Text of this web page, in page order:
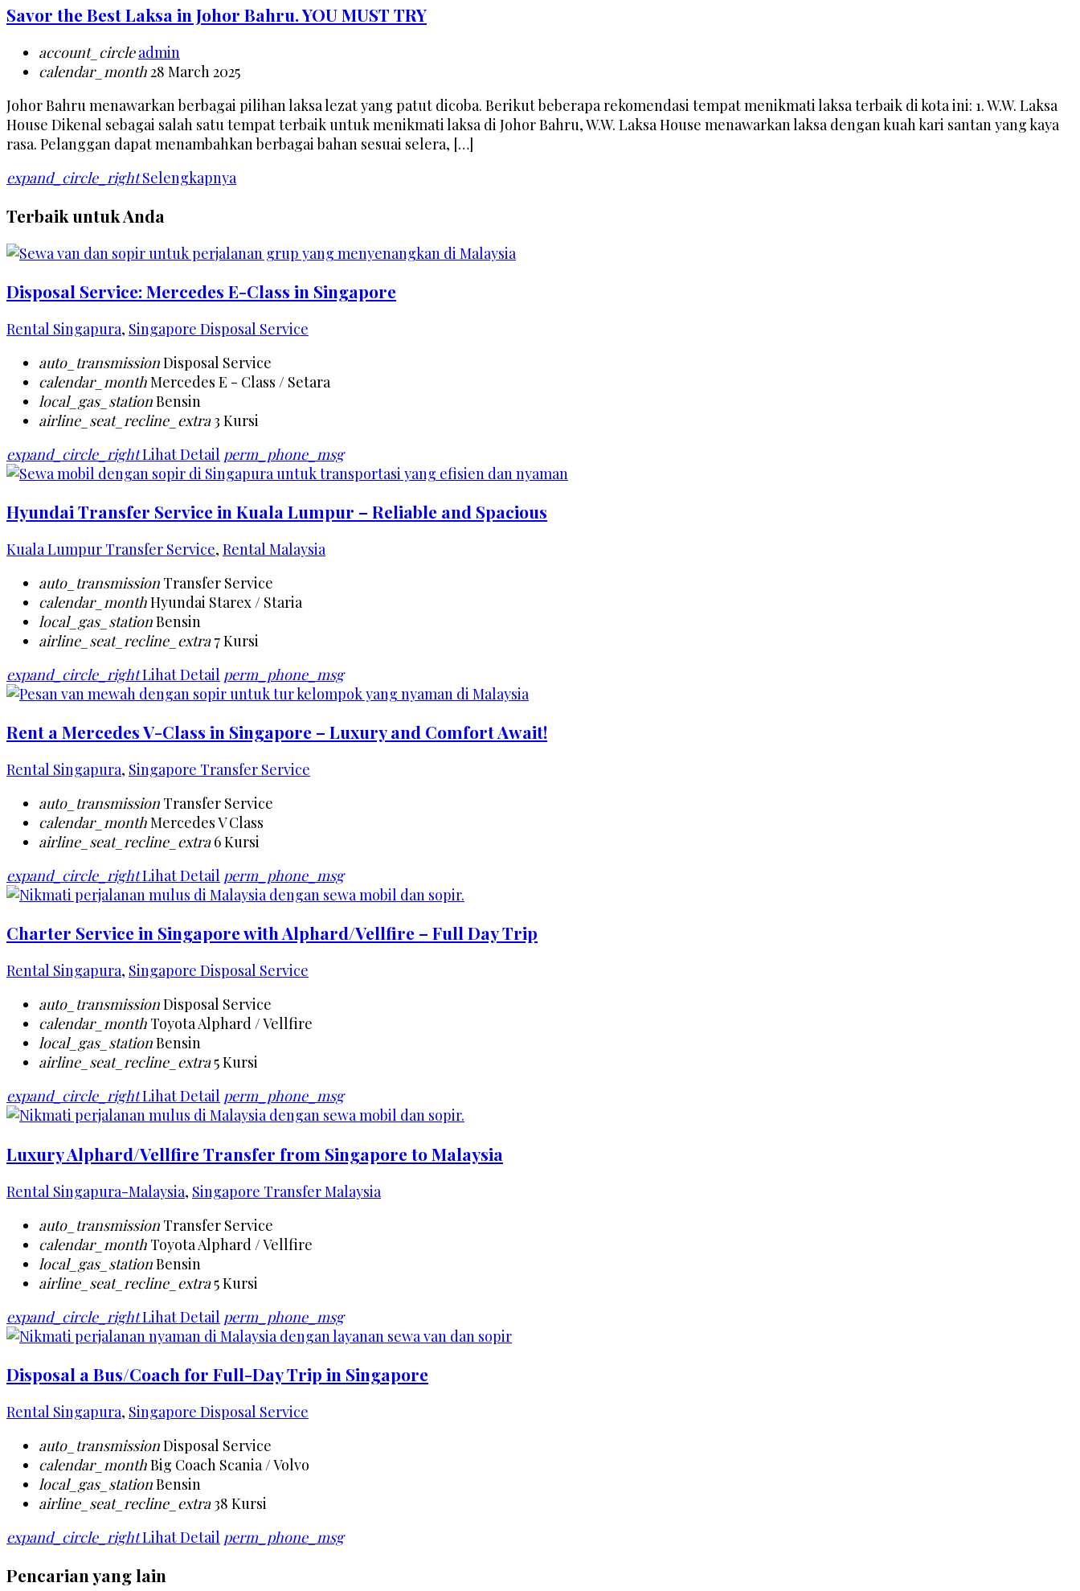
Savor the Best Laksa in Johor Bahru. YOU MUST TRY
account_circle admin
calendar_month28 March 2025
Johor Bahru menawarkan berbagai pilihan laksa lezat yang patut dicoba. Berikut beberapa rekomendasi tempat menikmati laksa terbaik di kota ini: 1. W.W. Laksa
House Dikenal sebagai salah satu tempat terbaik untuk menikmati laksa di Johor Bahru, W.W. Laksa House menawarkan laksa dengan kuah kari santan yang kaya
rasa. Pelanggan dapat menambahkan berbagai bahan sesuai selera, […]
expand_circle_rightSelengkapnya
Terbaik untuk Anda
Disposal Service: Mercedes E-Class in Singapore
Rental Singapura, Singapore Disposal Service
auto_transmissionDisposal Service
calendar_monthMercedes E - Class / Setara
local_gas_stationBensin
airline_seat_recline_extra3 Kursi
expand_circle_rightLihat Detail perm_phone_msg
Hyundai Transfer Service in Kuala Lumpur – Reliable and Spacious
Kuala Lumpur Transfer Service, Rental Malaysia
auto_transmission Transfer Service
calendar_monthHyundai Starex / Staria
local_gas_stationBensin
airline_seat_recline_extra7 Kursi
expand_circle_rightLihat Detail perm_phone_msg
Rent a Mercedes V-Class in Singapore – Luxury and Comfort Await!
Rental Singapura, Singapore Transfer Service
auto_transmission Transfer Service
calendar_monthMercedes V Class
airline_seat_recline_extra6 Kursi
expand_circle_rightLihat Detail perm_phone_msg
Charter Service in Singapore with Alphard/Vellfire – Full Day Trip
Rental Singapura, Singapore Disposal Service
auto_transmissionDisposal Service
calendar_month Toyota Alphard / Vellfire
local_gas_stationBensin
airline_seat_recline_extra5 Kursi
expand_circle_rightLihat Detail perm_phone_msg
Luxury Alphard/Vellfire Transfer from Singapore to Malaysia
Rental Singapura-Malaysia, Singapore Transfer Malaysia
auto_transmission Transfer Service
calendar_month Toyota Alphard / Vellfire
local_gas_stationBensin
airline_seat_recline_extra5 Kursi
expand_circle_rightLihat Detail perm_phone_msg
Disposal a Bus/Coach for Full-Day Trip in Singapore
Rental Singapura, Singapore Disposal Service
auto_transmissionDisposal Service
calendar_monthBig Coach Scania / Volvo
local_gas_stationBensin
airline_seat_recline_extra38 Kursi
expand_circle_rightLihat Detail perm_phone_msg
Pencarian yang lain